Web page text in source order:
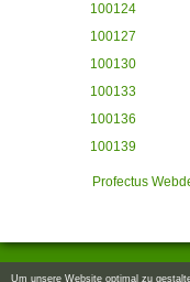
100124
100127
100130
100133
100136
100139
Profectus
Um unsere Website optimal zu